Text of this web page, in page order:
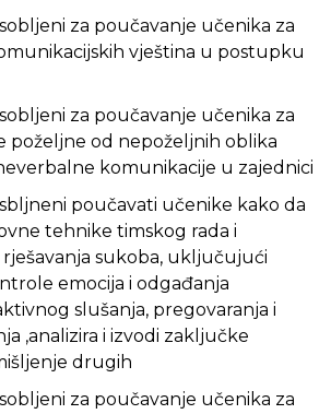
za poučavanje učenika za
vještina u postupku
za poučavanje učenika za
poželjne od nepoželjnih oblika
komunikacije u zajednici
poučavati učenike kako da
tehnike timskog rada i
sukoba, uključujući
emocija i odgađanja
slušanja, pregovaranja i
,analizira i izvodi zaključke
drugih
za poučavanje učenika za